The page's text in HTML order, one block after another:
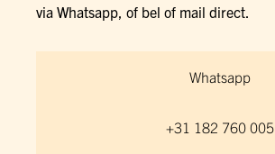
via Whatsapp, of bel of mail direct.
Whatsapp
+31 182 760 005